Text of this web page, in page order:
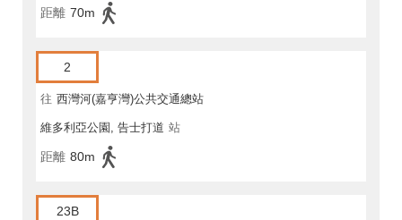
距離 70m
2
往 西灣河(嘉亨灣)公共交通總站
維多利亞公園, 告士打道 站
距離 80m
23B